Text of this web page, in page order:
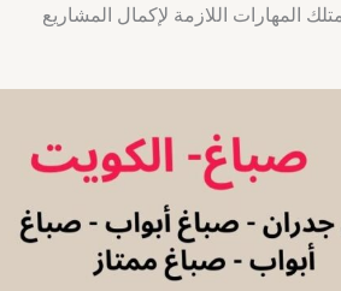
المهارات اللازمة لإكمال المشاريع